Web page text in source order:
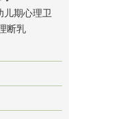
儿期心理卫
断乳